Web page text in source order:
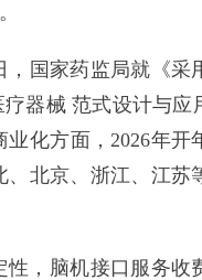
国家药监局就《采
器械 范式设计与应
化方面，2026年开
北京、浙江、江苏
，脑机接口服务收